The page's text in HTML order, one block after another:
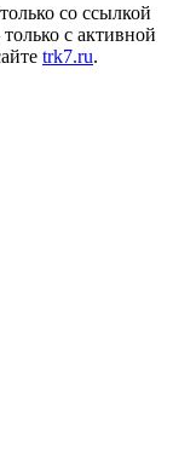
со ссылкой
с активной
trk7.ru.